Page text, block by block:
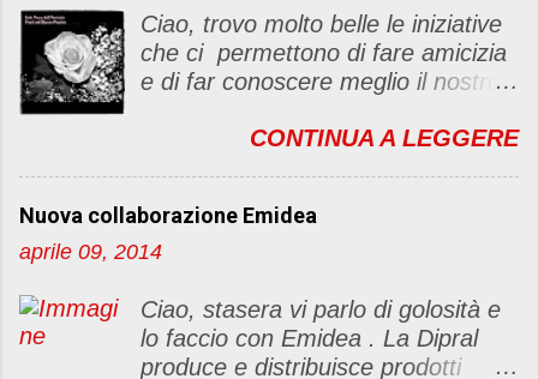
c
o
m
m
t
o
Ciao, trovo molto belle le iniziative
che ci permettono di fare amicizia
e di far conoscere meglio il nostro
un "party" dell'amicizia .... Mi
post, ma anche di sentimenti ed
emozioni. Non siete obbligate a
avete il tempo bene, altrimenti no
problem. :D Le regole sono le
seguenti 1) Prelevare l'immagine
CONTINUA A LEGGERE
Nuova collaborazione Emidea
aprile 09, 2014
Ciao, stasera vi parlo di golosità e
lo faccio con Emidea . La Dipral
produce e distribuisce prodotti